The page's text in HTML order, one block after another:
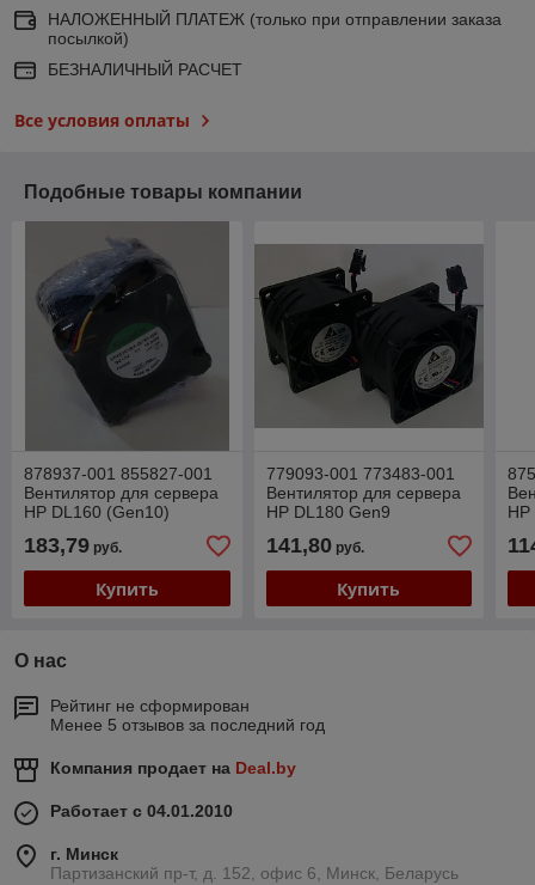
НАЛОЖЕННЫЙ ПЛАТЕЖ (только при отправлении заказа
посылкой)
БЕЗНАЛИЧНЫЙ РАСЧЕТ
Все условия оплаты
Подобные товары компании
878937-001 855827-001
Вентилятор для сервера
НР DL160 (Gen10)
183,79 руб.
Купить
779093-001 773483-001
Вентилятор для сервера
HP DL180 Gen9
141,80руб.
Купить
О нас
Рейтинг не сформирован
Менее 5 отзывов за последний год
Компания продает на Deal.by
Работает с 04.01.2010
г. Минск
Партизанский пр-т, д. 152, офис 6, Минск, Беларусь